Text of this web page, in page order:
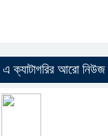
এ ক্যাটাগরির আরো নিউজ